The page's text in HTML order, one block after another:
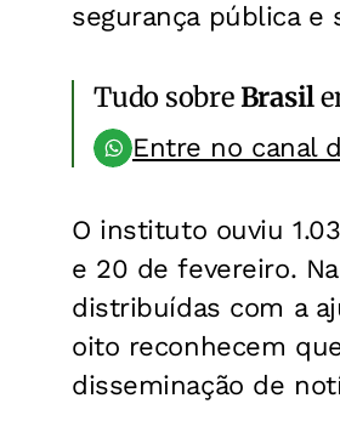
segurança pública e
Tudo sobreBrasil
Entre no canal
O instituto ouviu
e 20 de fevereiro.
distribuídas com a
oito reconhecem
disseminação de